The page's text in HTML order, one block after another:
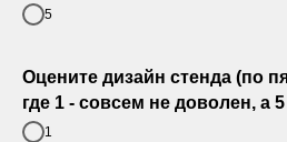
5
Оцените дизайн стенда (по
где 1 - совсем не доволен, а
1